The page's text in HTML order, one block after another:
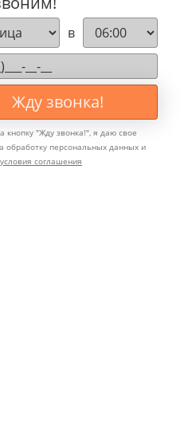
в
Жду звонка!
кнопку "Жду звонка!", я даю свое
обработку персональных данных и
условия соглашения